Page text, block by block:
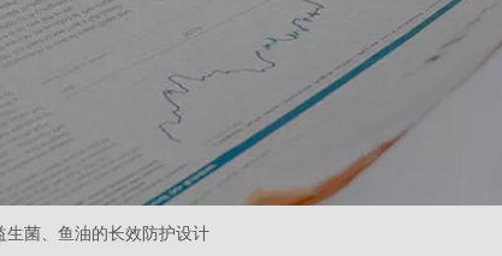
塑料瓶
直圆形系列调味品塑料瓶
方形系列调味品塑料瓶
其他形状调味品塑料瓶
列保健品塑料瓶
保健品塑料瓶
其他塑料瓶
玩具包装塑料瓶
户外用品包装塑料瓶
数据线包装塑料瓶
菌、鱼油的长效防护设计